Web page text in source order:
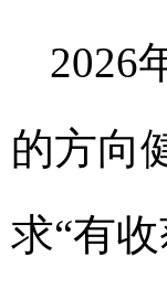
2026
的方向
求“有